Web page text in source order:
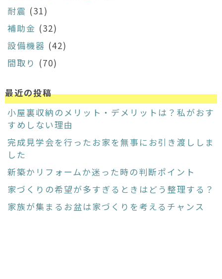
耐震 (31)
補助金 (32)
設備機器 (42)
間取り (70)
最近の投稿
小屋裏収納のメリット・デメリットは？私がおす
すめしない理由
完成見学会を行ったお家を無事にお引き渡ししま
した
新築かリフォームか迷った時の判断ポイント
家づくりの希望が多すぎるときはどう整理する？
家族が集まるお盆は家づくりを考えるチャンス